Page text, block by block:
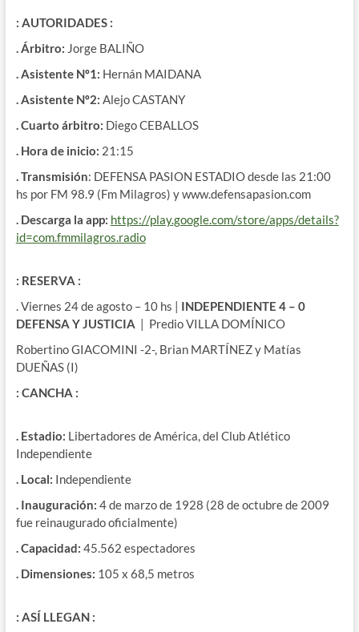
: AUTORIDADES :
. Árbitro: Jorge BALIÑO
. Asistente Nº1: Hernán MAIDANA
. Asistente Nº2: Alejo CASTANY
. Cuarto árbitro: Diego CEBALLOS
. Hora de inicio: 21:15
. Transmisión: DEFENSA PASION ESTADIO desde las 21:00
hs por FM 98.9 (Fm Milagros) y www.defensapasion.com
. Descarga la app: https://play.google.com/store/apps/details?
id=com.fmmilagros.radio
: RESERVA :
. Viernes 24 de agosto – 10 hs | INDEPENDIENTE 4 – 0
DEFENSA Y JUSTICIA | Predio VILLA DOMÍNICO
Robertino GIACOMINI -2-, Brian MARTÍNEZ y Matías
DUEÑAS (I)
: CANCHA :
. Estadio: Libertadores de América, del Club Atlético
Independiente
. Local: Independiente
. Inauguración: 4 de marzo de 1928 (28 de octubre de 2009
fue reinaugurado oficialmente)
. Capacidad: 45.562 espectadores
. Dimensiones: 105 x 68,5 metros
: ASÍ LLEGAN :